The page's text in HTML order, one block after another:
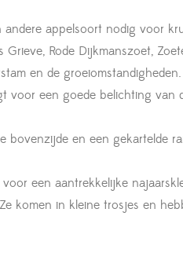
appelsoort nodig voor
Rode Dijkmanszoet,
en de groeiomstandigheden.
een goede belichting van
bovenzijde en een gekartelde
een aantrekkelijke
komen in kleine trosjes en